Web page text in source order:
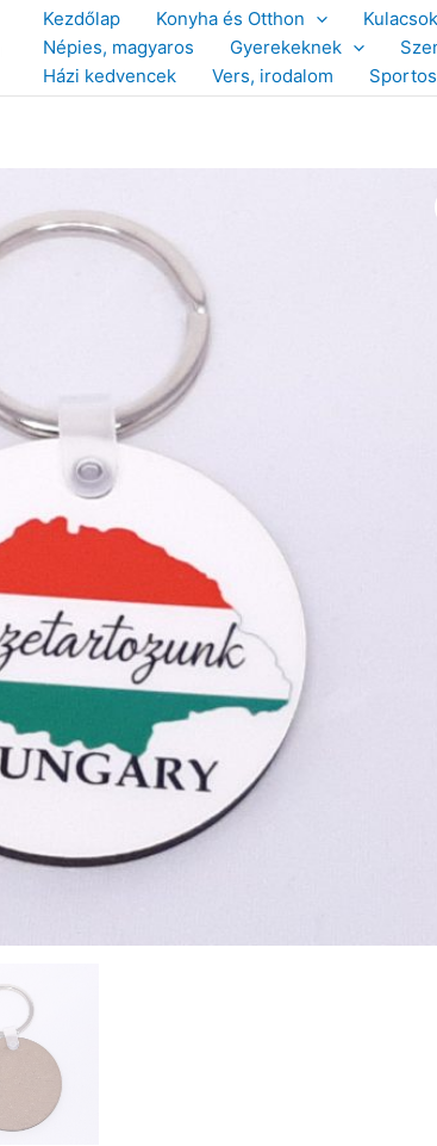
Kezdőlap Konyha és Otthon Kulacsok
Népies, magyaros
Gyerekeknek
Házi kedvencek
Vers, irodalom